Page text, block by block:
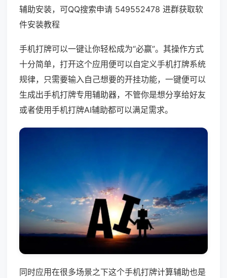
辅助安装，可QQ搜索申请 549552478 进群获取软
件安装教程
手机打牌可以一键让你轻松成为“必赢”。其操作方式
十分简单，打开这个应用便可以自定义手机打牌系统
规律，只需要输入自己想要的开挂功能，一键便可以
生成出手机打牌专用辅助器，不管你是想分享给好友
或者使用手机打牌AI辅助都可以满足需求。
同时应用在很多场景之下这个手机打牌计算辅助也是